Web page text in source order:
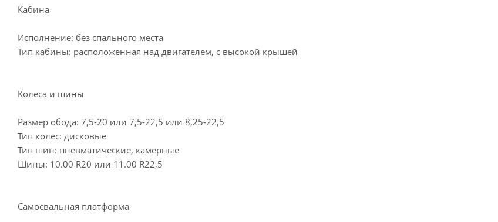
Кабина
Исполнение: без спального места
Тип кабины: расположенная над двигателем, с высокой крышей
Колеса и шины
Размер обода: 7,5-20 или 7,5-22,5 или 8,25-22,5
Тип колес: дисковые
Тип шин: пневматические, камерные
Шины: 10.00 R20 или 11.00 R22,5
Самосвальная платформа